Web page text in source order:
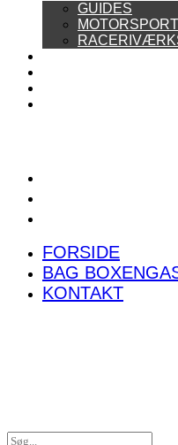
GUIDES
FORSIDE
BAG
KONTAKT